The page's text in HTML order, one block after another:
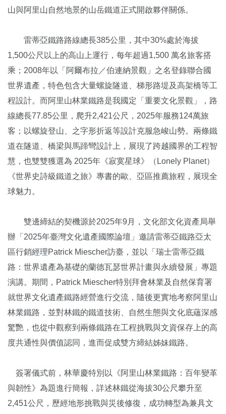
山與阿里山自然地景的山岳鐵道正式開啟夥伴關係。
雷蒂亞鐵路路線總長385公里，其中30%處於海拔
1,500公尺以上的高山上運行，每年超過1,500 萬名旅客搭
乘；2008年以「阿爾布拉／伯連納景觀」之名登錄聯合國
世界遺產，特色包含大量螺旋隧道、梯形路堤及高架橋等工
程設計。而阿里山林業鐵路是我國定「重要文化景觀」，路
線總長77.85公里，爬升2,421公尺，2025年服務124萬旅
客；以螺旋登山、之字形折返等設計克服急峻山勢。兩條鐵
道在隧道、橋梁與馬蹄彎設計上，展現了跨越國界的工程智
慧，也雙雙獲選為 2025年《寂寞星球》（Lonely Planet）
《世界史詩級鐵道之旅》專書的歐、亞區推薦旅程，展現全
球魅力。
雙邊締結的契機源於2025年9月，文化部文化資產局舉
辦「2025年臺灣文化遺產國際論壇」邀請雷蒂亞鐵路亞太
區行銷經理Patrick Miescher訪臺，並以「瑞士雷蒂亞鐵
路：世界遺產為基礎的蘭德瓦瑟世界計畫與永續發展」專題
演講。期間，Patrick Miescher特別拜會林業及自然保育署
就世界文化遺產鐵路經營進行交流，隨後更實地考察阿里山
林業鐵路，並對林鐵的鐵道技術、自然生態與文化底蘊深感
驚艷，也從中觀察到兩條鐵路在工程挑戰與文資保存上的高
度共通性與價值認同，進而促成雙方締結姊妹鐵路。
簽署儀式前，林華慶特別以《阿里山林業鐵路：百年變革
與韌性》為題進行簡報，詳述林鐵從海拔30公尺攀升至
2,451公尺，歷經地形挑戰與災後修復，成功轉型為兼具文